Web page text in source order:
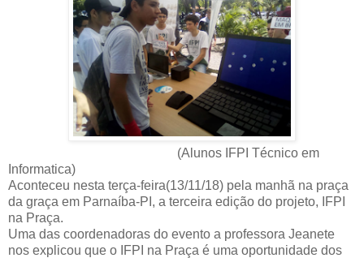
(Alunos IFPI Técnico em
Informatica)
Aconteceu nesta terça-feira(13/11/18) pela manhã na praça
da graça em Parnaíba-PI, a terceira edição do projeto, IFPI
na Praça.
Uma das coordenadoras do evento a professora Jeanete
nos explicou que o IFPI na Praça é uma oportunidade dos